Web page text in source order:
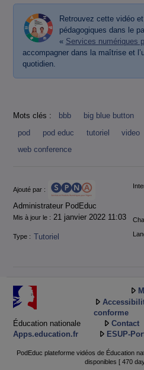
Retrouvez cette vidéo
pédagogiques dans le
« Services numériques
accompagner dans la maîtrise et
quotidien.
Mots clés : bbb big blue button
pod
pod educ tutoriel video
web conference
Informations
Ajouté par :
Administrateur PodEduc
Mis à jour le : 21 janvier 2022 11:03
Type : Tutoriel
Éducation nationale
Apps.education.fr
conforme
Contact
ESUP-
PodEduc plateforme vidéos de Éducation
disponibles [ 470